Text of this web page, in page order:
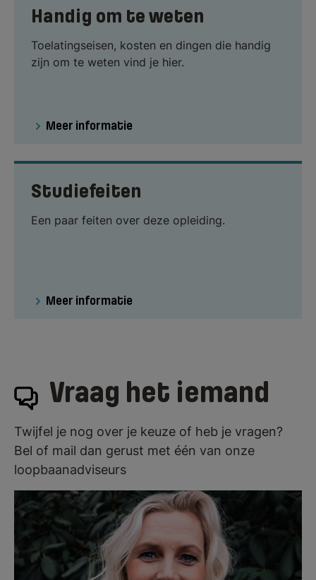
Handig om te weten
Toelatingseisen, kosten en dingen die handig
zijn om te weten vind je hier.
Meer informatie
Studiefeiten
Een paar feiten over deze opleiding.
Meer informatie
Vraag het iemand
Twijfel je nog over je keuze of heb je vragen?
Bel of mail dan gerust met één van onze
loopbaanadviseurs